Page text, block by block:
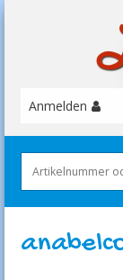
Anmelden